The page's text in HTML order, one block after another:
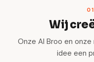
Wij
Onze AI Broo en
idee een